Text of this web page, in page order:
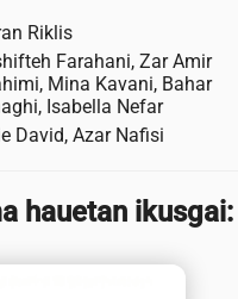
Riklis
Farahani, Zar Amir
Mina Kavani, Bahar
Isabella Nefar
David, Azar Nafisi
hauetan ikusgai: